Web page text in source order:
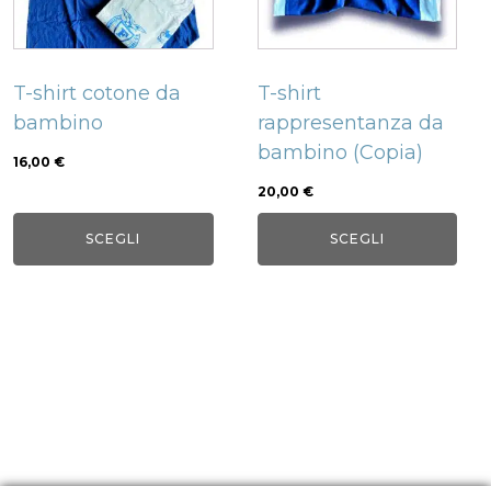
T-shirt cotone da
bambino
16,00 €
SCEGLI
Le
opzioni
essere
scelte
nella
del
prodotto
T-shirt
rappresentanza da
bambino (Copia)
20,00 €
SCEGLI
Le
opzioni
essere
scelte
nella
pagina
del
prodotto